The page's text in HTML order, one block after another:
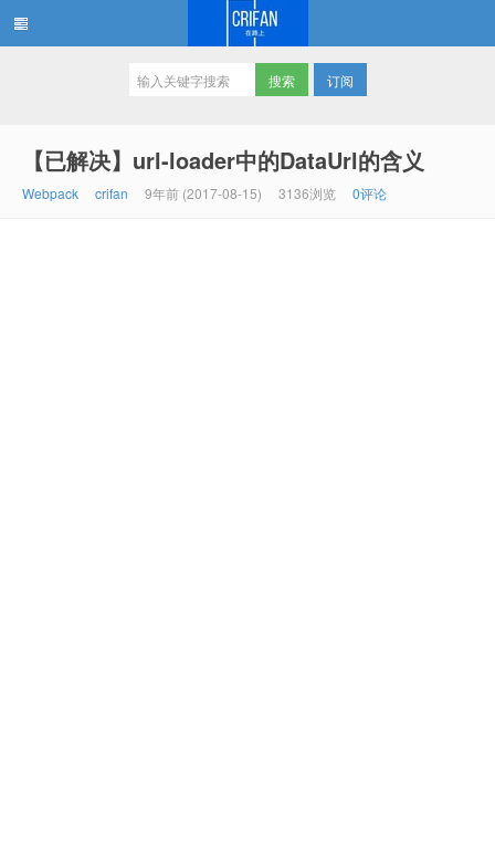
订阅
【已解决】url-loader中的DataUrl的含义
Webpack crifan 9年前 (2017-08-15) 3136浏览 0评论